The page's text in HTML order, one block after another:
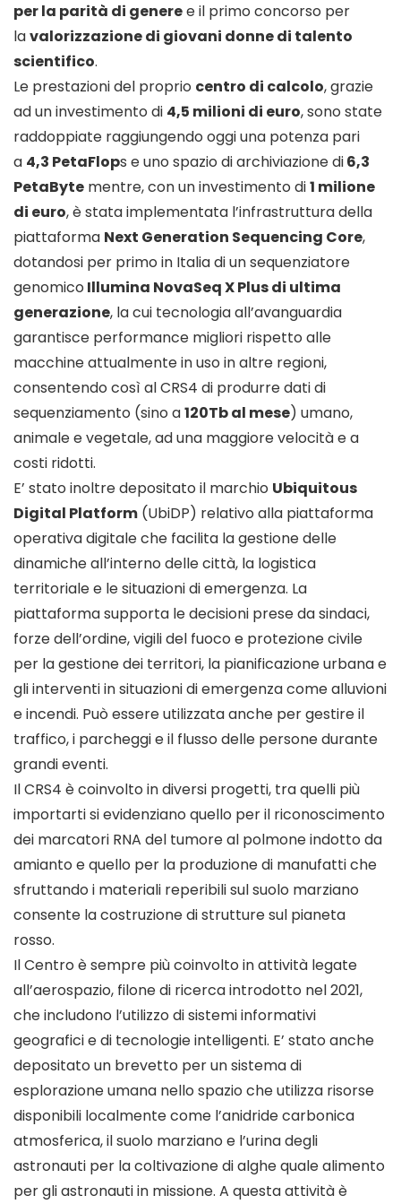
per la parità di generee il primo concorso per
lavalorizzazione di giovani donne di talento
scientifico.
Le prestazioni del proprio centro di calcolo, grazie
ad un investimento di 4,5 milioni di euro, sono state
raddoppiate raggiungendo oggi una potenza pari
a 4,3 PetaFlops e uno spazio di archiviazione di6,3
PetaByte mentre, con un investimento di1 milione
di euro, è stata implementata l’infrastruttura della
piattaforma Next Generation Sequencing Core,
dotandosi per primo in Italia di un sequenziatore
genomico Illumina NovaSeq X Plus di ultima
generazione, la cui tecnologia all’avanguardia
garantisce performance migliori rispetto alle
macchine attualmente in uso in altre regioni,
consentendo così al CRS4 di produrre dati di
sequenziamento (sino a120Tb al mese) umano,
animale e vegetale, ad una maggiore velocità e a
costi ridotti.
E’ stato inoltre depositato il marchio Ubiquitous
Digital Platform (UbiDP) relativo alla piattaforma
operativa digitale che facilita la gestione delle
dinamiche all’interno delle città, la logistica
territoriale e le situazioni di emergenza. La
piattaforma supporta le decisioni prese da sindaci,
forze dell’ordine, vigili del fuoco e protezione civile
per la gestione dei territori, la pianificazione urbana e
gli interventi in situazioni di emergenza come alluvioni
e incendi. Può essere utilizzata anche per gestire il
traffico, i parcheggi e il flusso delle persone durante
grandi eventi.
Il CRS4 è coinvolto in diversi progetti, tra quelli più
importarti si evidenziano quello per il riconoscimento
dei marcatori RNA del tumore al polmone indotto da
amianto e quello per la produzione di manufatti che
sfruttando i materiali reperibili sul suolo marziano
consente la costruzione di strutture sul pianeta
rosso.
Il Centro è sempre più coinvolto in attività legate
all’aerospazio, filone di ricerca introdotto nel 2021,
che includono l’utilizzo di sistemi informativi
geografici e di tecnologie intelligenti. E’ stato anche
depositato un brevetto per un sistema di
esplorazione umana nello spazio che utilizza risorse
disponibili localmente come l’anidride carbonica
atmosferica, il suolo marziano e l’urina degli
astronauti per la coltivazione di alghe quale alimento
per gli astronauti in missione. A questa attività è